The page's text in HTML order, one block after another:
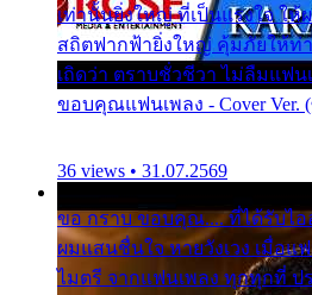
เท่านั้นยิ่งใหญ่ ที่เป็นแรงใจ ให้
สถิตฟากฟ้ายิ่งใหญ่ คุ้มภัยให้ท่า
เถิดว่า ตราบชั่วชีวา ไม่ลืมแฟน
ขอบคุณแฟนเพลง - Cover Ver.
36 views • 31.07.2569
ขอ กราบ ขอบคุณ.... ที่ได้รับไ
ผมแสนชื่นใจ หายวังเวง เมื่อแ
ไมตรี จากแฟนเพลง ทุกทุกที่